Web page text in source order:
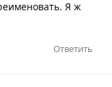
Я ж
Ответить